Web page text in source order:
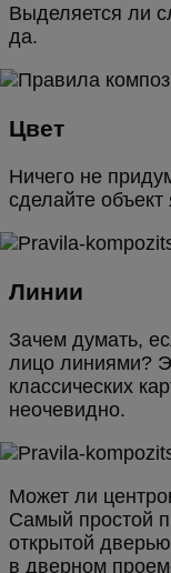
Выделяется ли
да.
Цвет
Ничего не
сделайте объект
Линии
Зачем думать,
лицо линиями?
классических
неочевидно.
Может ли
Самый простой
открытой
в дверном